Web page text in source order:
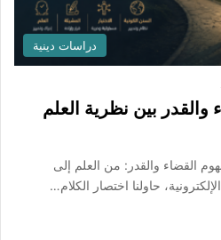
دراسات دينية
بين نظرية العلم
القضاء والقدر: من العلم إلى
حاولنا اختصار الكلام…